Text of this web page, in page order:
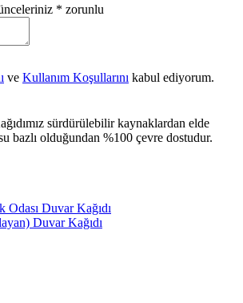
* zorunlu
ve Kullanım Koşullarını kabul ediyorum.
sürdürülebilir kaynaklardan elde
bazlı olduğundan %100 çevre dostudur.
Duvar Kağıdı
Duvar Kağıdı